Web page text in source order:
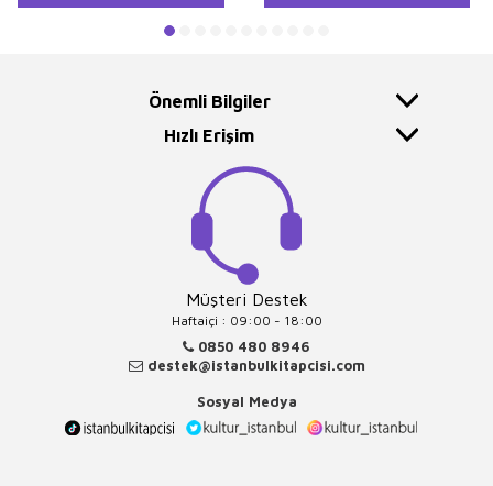
Önemli Bilgiler
Hızlı Erişim
Müşteri Destek
Haftaiçi : 09:00 - 18:00
0850 480 8946
destek@istanbulkitapcisi.com
Sosyal Medya